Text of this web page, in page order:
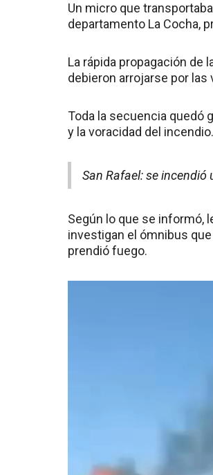
Un micro que
departamento La Cocha,
La rápida propagación de
debieron arrojarse por las
Toda la secuencia quedó
y la voracidad del incendio.
San Rafael: se
Según lo que se informó,
investigan el ómnibus
prendió fuego.